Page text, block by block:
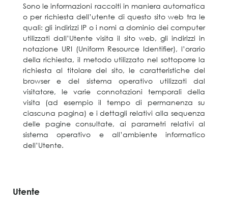
Sono le informazioni raccolti in maniera automatica
o per richiesta dell’utente di questo sito web tra le
quali: gli indirizzi IP o i nomi a dominio dei computer
utilizzati dall’Utente visita il sito web, gli indirizzi in
notazione URI (Uniform Resource Identifier), l’orario
della richiesta, il metodo utilizzato nel sottoporre la
richiesta al titolare del sito, le caratteristiche del
browser e del sistema operativo utilizzati dal
visitatore, le varie connotazioni temporali della
visita (ad esempio il tempo di permanenza su
ciascuna pagina) e i dettagli relativi alla sequenza
delle pagine consultate, ai parametri relativi al
sistema operativo e all’ambiente informatico
dell’Utente.
Utente